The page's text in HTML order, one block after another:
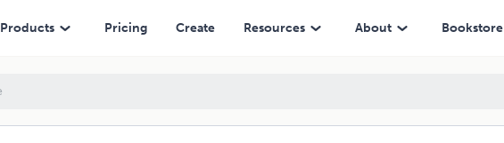
Products Pricing Create Resources About Bookstore